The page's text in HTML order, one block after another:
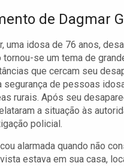
de Dagmar
uma idosa de 76 anos,
se um tema de
que cercam seu
segurança de pessoas
rurais. Após seu
a situação às
policial.
alarmada quando não
estava em sua casa,